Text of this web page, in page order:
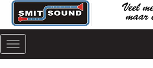
Menu